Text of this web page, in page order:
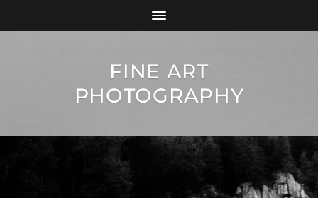
FINE ART
PHOTOGRAPHY